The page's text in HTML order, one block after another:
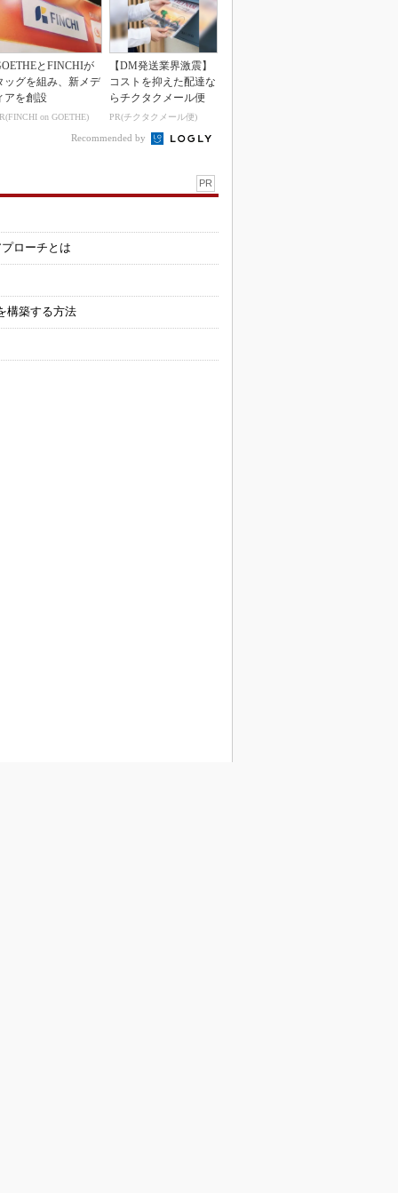
とFINCHIが
ッグを組み、新メデ
アを創設
on GOETHE)
【DM発送業界激震】
コストを抑えた配達な
らチクタクメール便
PR(チクタクメール便)
Recommended by
PR
ローチとは
構築する方法